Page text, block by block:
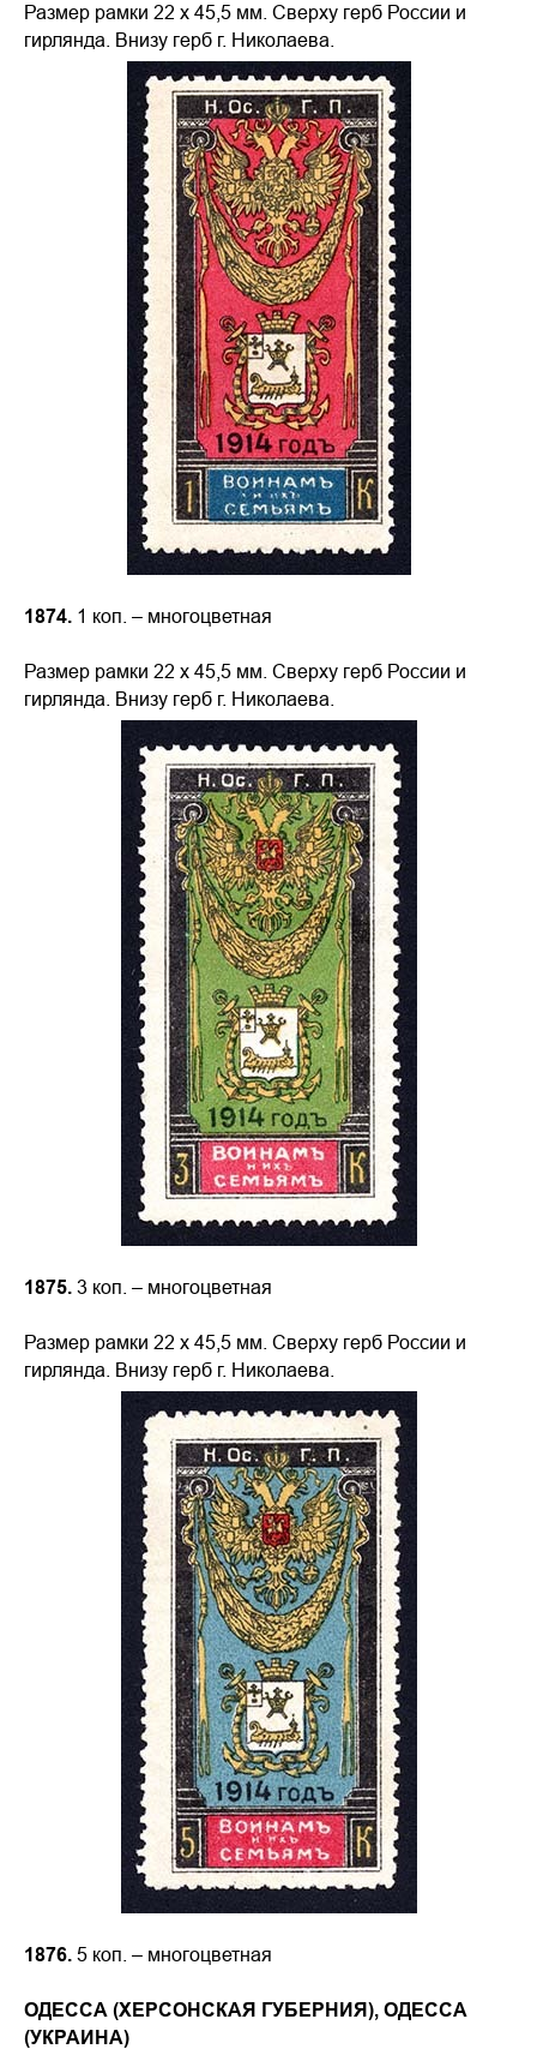
Размер рамки 22 х 45,5 мм. Сверху герб России и
гирлянда. Внизу герб г. Николаева.
1874. 1 коп. – многоцветная
Размер рамки 22 х 45,5 мм. Сверху герб России и
гирлянда. Внизу герб г. Николаева.
1875. 3 коп. – многоцветная
Размер рамки 22 х 45,5 мм. Сверху герб России и
гирлянда. Внизу герб г. Николаева.
1876. 5 коп. – многоцветная
ОДЕССА (ХЕРСОНСКАЯ ГУБЕРНИЯ), ОДЕССА
(УКРАИНА)